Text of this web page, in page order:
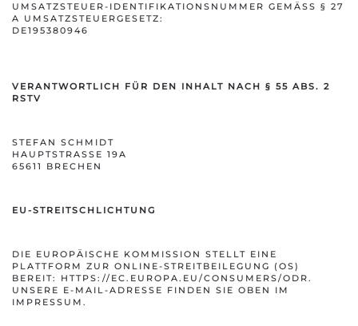
UMSATZSTEUER-IDENTIFIKATIONSNUMMER GEMÄSS § 27 A
UMSATZSTEUERGESETZ:
DE195380946
VERANTWORTLICH FÜR DEN INHALT NACH § 55 ABS. 2
RSTV
STEFAN SCHMIDT
HAUPTSTRASSE 19A
65611 BRECHEN
EU-STREITSCHLICHTUNG
DIE EUROPÄISCHE KOMMISSION STELLT EINE
PLATTFORM ZUR ONLINE-STREITBEILEGUNG (OS)
BEREIT:
HTTPS://EC.EUROPA.EU/CONSUMERS/ODR.
UNSERE E-MAIL-ADRESSE FINDEN SIE OBEN IM
IMPRESSUM.